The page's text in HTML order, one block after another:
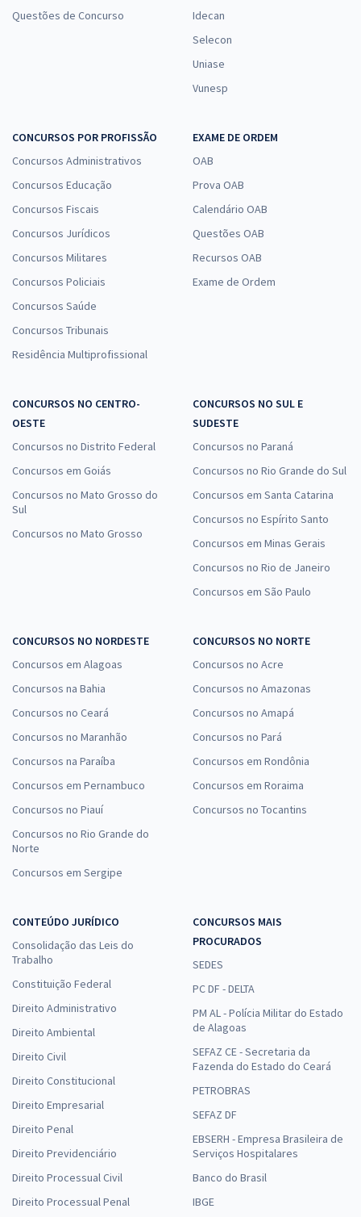
Questões de Concurso
Idecan
Selecon
Uniase
Vunesp
CONCURSOS POR PROFISSÃO
Concursos Administrativos
Concursos Educação
Concursos Fiscais
Concursos Jurídicos
Concursos Militares
Concursos Policiais
Concursos Saúde
Concursos Tribunais
Residência Multiprofissional
EXAME DE ORDEM
OAB
Prova OAB
Calendário OAB
Questões OAB
Recursos OAB
Exame de Ordem
CONCURSOS NO CENTRO-
OESTE
Concursos no Distrito Federal
Concursos em Goiás
Concursos no Mato Grosso do
Sul
Concursos no Mato Grosso
CONCURSOS NO SUL E
SUDESTE
Concursos no Paraná
Concursos no Rio Grande do Sul
Concursos em Santa Catarina
Concursos no Espírito Santo
Concursos em Minas Gerais
Concursos no Rio de Janeiro
Concursos em São Paulo
CONCURSOS NO NORDESTE
Concursos em Alagoas
Concursos na Bahia
Concursos no Ceará
Concursos no Maranhão
Concursos na Paraíba
Concursos em Pernambuco
Concursos no Piauí
Concursos no Rio Grande do
Norte
Concursos em Sergipe
CONCURSOS NO NORTE
Concursos no Acre
Concursos no Amazonas
Concursos no Amapá
Concursos no Pará
Concursos em Rondônia
Concursos em Roraima
Concursos no Tocantins
CONTEÚDO JURÍDICO
Consolidação das Leis do
Trabalho
Constituição Federal
Direito Administrativo
Direito Ambiental
Direito Civil
Direito Constitucional
Direito Empresarial
Direito Penal
Direito Previdenciário
Direito Processual Civil
Direito Processual Penal
CONCURSOS MAIS
PROCURADOS
SEDES
PC DF - DELTA
PM AL - Polícia Militar do Estado
de Alagoas
SEFAZ CE - Secretaria da
Fazenda do Estado do Ceará
PETROBRAS
SEFAZ DF
EBSERH - Empresa Brasileira de
Serviços Hospitalares
Banco do Brasil
IBGE